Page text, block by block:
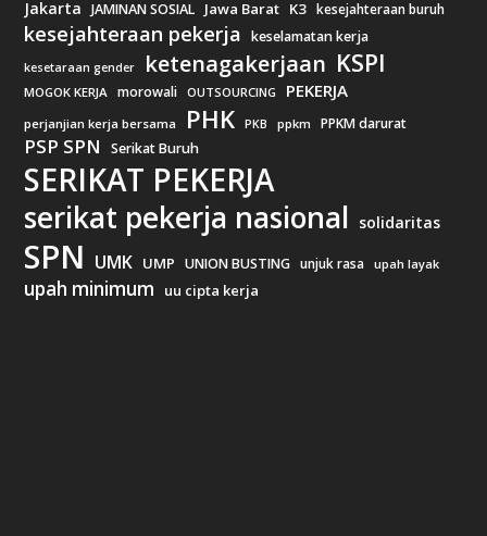
Jakarta JAMINAN SOSIAL Jawa Barat K3 kesejahteraan buruh
kesejahteraan pekerja keselamatan kerja
kesetaraan gender ketenagakerjaan KSPI
MOGOK KERJA morowali OUTSOURCING PEKERJA
perjanjian kerja bersama PHK PKB ppkm PPKM darurat
PSP SPN Serikat Buruh
SERIKAT PEKERJA
serikat pekerja nasional solidaritas
SPN UMK UMP UNION BUSTING unjuk rasa upah layak
upah minimum uu cipta kerja